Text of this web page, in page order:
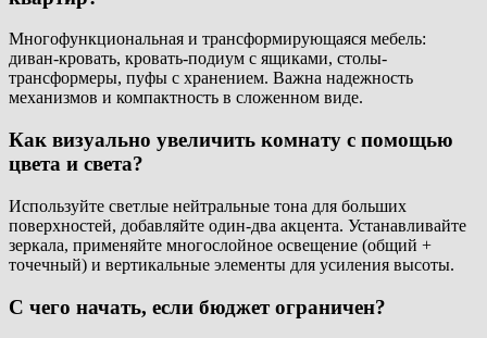
Многофункциональная и трансформирующаяся мебель:
диван-кровать, кровать-подиум с ящиками, столы-
трансформеры, пуфы с хранением. Важна надежность
механизмов и компактность в сложенном виде.
Как визуально увеличить комнату с помощью
цвета и света?
Используйте светлые нейтральные тона для больших
поверхностей, добавляйте один-два акцента. Устанавливайте
зеркала, применяйте многослойное освещение (общий +
точечный) и вертикальные элементы для усиления высоты.
С чего начать, если бюджет ограничен?